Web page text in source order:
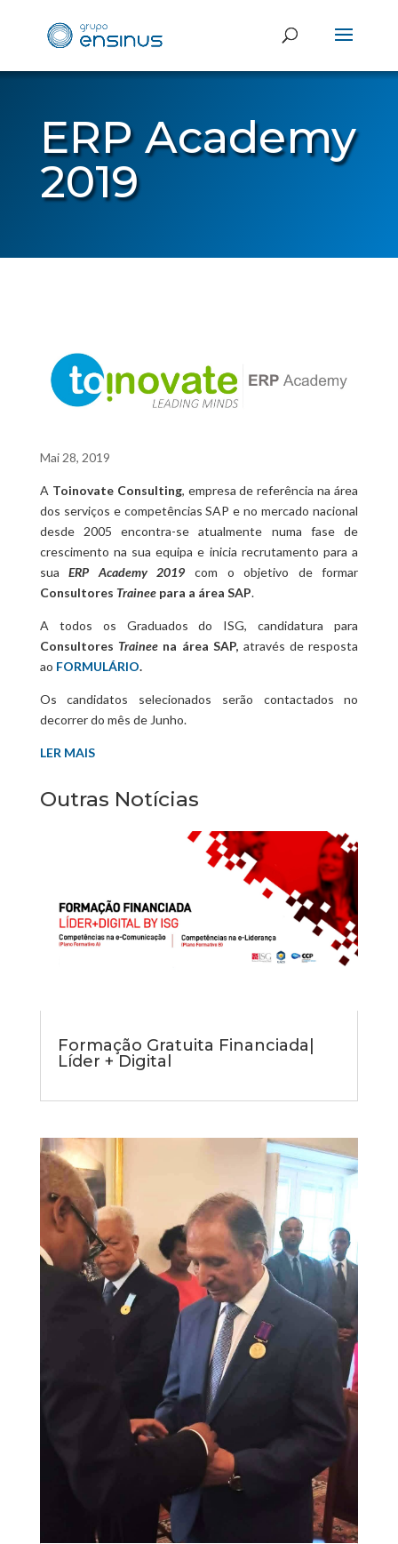
ERP Academy
2019
Mai 28, 2019
A Toinovate Consulting, empresa de referência na área
dos serviços e competências SAP e no mercado nacional
desde 2005 encontra-se atualmente numa fase de
crescimento na sua equipa e inicia recrutamento para a
suaERP Academy 2019 com o objetivo de formar
Consultores Trainee para a área SAP.
A todos os Graduados do ISG, candidatura para
Consultores Trainee na área SAP, através de resposta
ao FORMULÁRIO.
Os candidatos selecionados serão contactados no
decorrer do mês de Junho.
LER MAIS
Outras Notícias
Formação Gratuita Financiada|
Líder + Digital